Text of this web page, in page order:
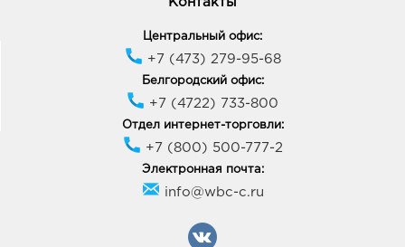
Контакты
Центральный офис:
+7 (473) 279-95-68
Белгородский офис:
+7 (4722) 733-800
Отдел интернет-торговли:
+7 (800) 500-777-2
Электронная почта:
info@wbc-c.ru